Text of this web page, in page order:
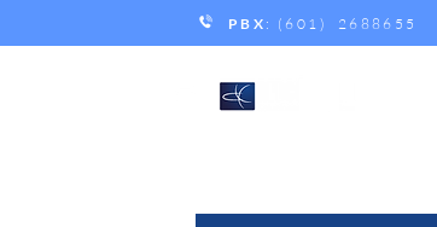
PBX : (601) 2688655